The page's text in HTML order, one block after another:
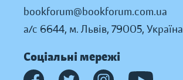
bookforum@bookforum.com.ua
а/с 6644, м. Львів, 79005, Україна
Соціальні мережі